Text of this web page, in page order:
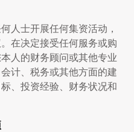
人士开展任何集资活动，
在决定接受任何服务或购
人的财务顾问或其他专业
计、税务或其他方面的建
、投资经验、财务状况和